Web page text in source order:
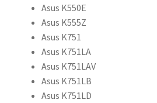
Asus K550E
Asus K555Z
Asus K751
Asus K751LA
Asus K751LAV
Asus K751LB
Asus K751LD